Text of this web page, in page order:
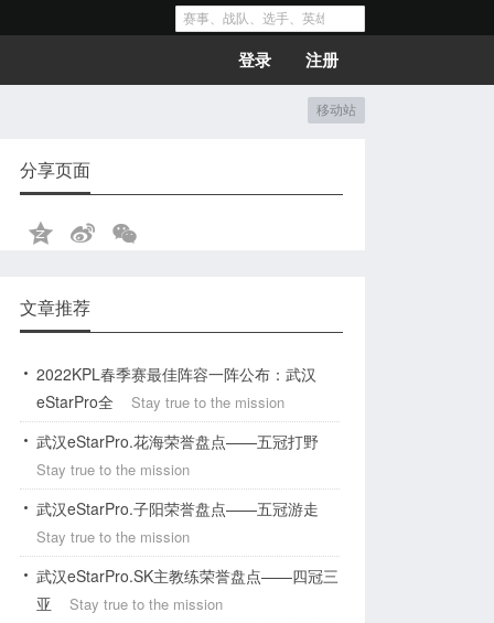
登录 注册
移动站
分享页面
文章推荐
2022KPL春季赛最佳阵容一阵公布：武汉
eStarPro全
Stay true to the mission
武汉eStarPro.花海荣誉盘点——五冠打野
Stay true to the mission
武汉eStarPro.子阳荣誉盘点——五冠游走
Stay true to the mission
武汉eStarPro.SK主教练荣誉盘点——四冠三
亚
Stay true to the mission